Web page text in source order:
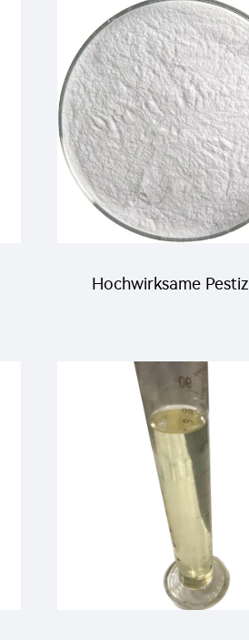
20g/L Lufenuron
Hochwirksame
Propoxur Pulver CAS
26-1